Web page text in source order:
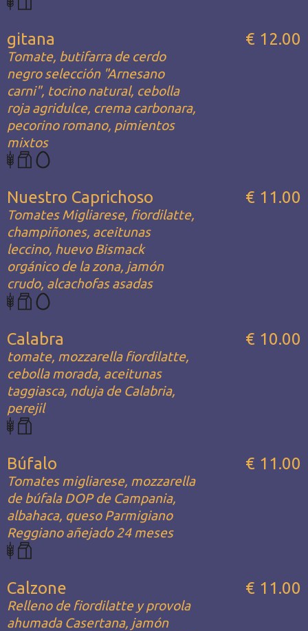
gitana
Tomate, butifarra de cerdo
negro selección "Arnesano
carni", tocino natural, cebolla
roja agridulce, crema carbonara,
pecorino romano, pimientos
mixtos
€ 12.00
Nuestro Caprichoso
Tomates Migliarese, fiordilatte,
champiñones, aceitunas
leccino, huevo Bismack
orgánico de la zona, jamón
crudo, alcachofas asadas
€ 11.00
Calabra
tomate, mozzarella fiordilatte,
cebolla morada, aceitunas
taggiasca, nduja de Calabria,
perejil
€ 10.00
Búfalo
Tomates migliarese, mozzarella
de búfala DOP de Campania,
albahaca, queso Parmigiano
Reggiano añejado 24 meses
€ 11.00
Calzone
Relleno de fiordilatte y provola
ahumada Casertana, jamón
€ 11.00